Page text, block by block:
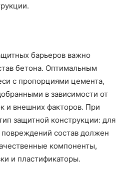
барьеров важно
бетона. Оптимальным
с пропорциями цемента,
в зависимости от
и внешних факторов. При
защитной конструкции: для
состав должен
компоненты,
и пластификаторы.